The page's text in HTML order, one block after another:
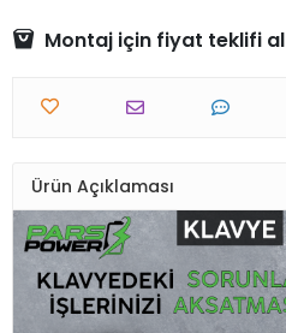
Montaj için fiyat teklifi al
Ürün Açıklaması